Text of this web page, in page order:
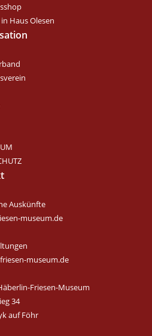
Haus Olesen
Auskünfte
museum.de
museum.de
Friesen-Museum
34
auf Föhr